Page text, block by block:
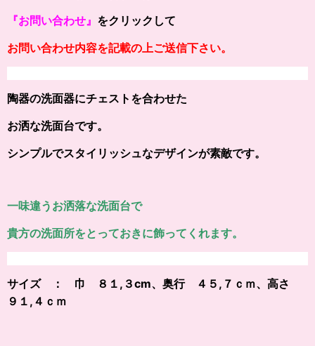
『お問い合わせ』 をクリックして
お問い合わせ内容を記載の上ご送信下さい。
陶器の洗面器にチェストを合わせた
お洒な洗面台です。
シンプルでスタイリッシュなデザインが素敵です。
一味違うお洒落な洗面台で
貴方の洗面所をとっておきに飾ってくれます。
サイズ ： 巾 ８１,３cm、奥行 ４５,７ｃｍ、高さ
９１,４ｃｍ